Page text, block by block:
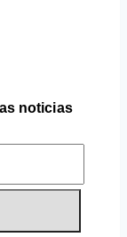
noticias